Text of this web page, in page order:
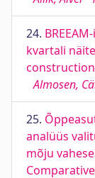
24.
kvartali
Almosen,
25.
analüüs
mõju